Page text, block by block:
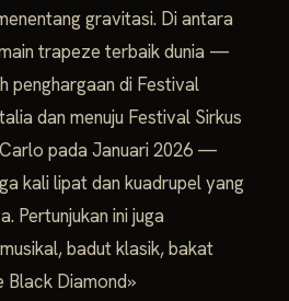
gravitasi. Di antara
trapeze terbaik dunia —
penghargaan di Festival
dan menuju Festival Sirkus
pada Januari 2026 —
kali lipat dan kuadrupel yang
Pertunjukan ini juga
badut klasik, bakat
Black Diamond»